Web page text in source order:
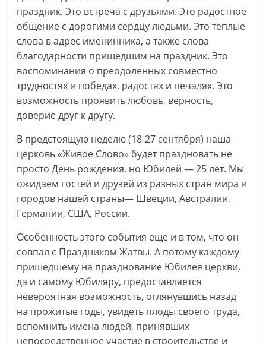
Екатеринбурга
праздник. Это встреча с друзьями. Это радостное
общение с дорогими сердцу людьми. Это теплые
слова в адрес именинника, а также слова
благодарности пришедшим на праздник. Это
воспоминания о преодоленных совместно
трудностях и победах, радостях и печалях. Это
возможность проявить любовь, верность,
доверие друг к другу.
В предстоящую неделю (18-27 сентября) наша
церковь «Живое Слово» будет праздновать не
просто День рождения, но Юбилей — 25 лет. Мы
ожидаем гостей и друзей из разных стран мира и
городов нашей страны— Швеции, Австралии,
Германии, США, России.
Особенность этого события еще и в том, что он
совпал с Праздником Жатвы. А потому каждому
пришедшему на празднование Юбилея церкви,
да и самому Юбиляру, предоставляется
невероятная возможность, оглянувшись назад
на прожитые годы, увидеть плоды своего труда,
вспомнить имена людей, принявших
непосредственное участие в строительстве и